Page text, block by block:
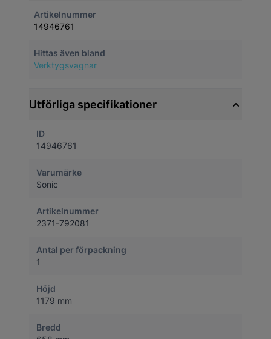
Artikelnummer
14946761
Hittas även bland
Verktygsvagnar
Utförliga specifikationer
ID
14946761
Varumärke
Sonic
Artikelnummer
2371-792081
Antal per förpackning
1
Höjd
1179 mm
Bredd